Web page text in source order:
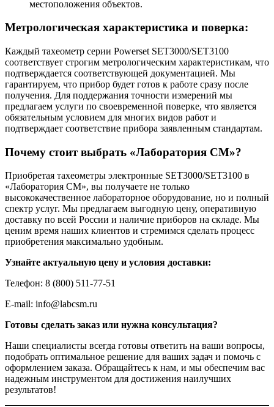
местоположения объектов.
Метрологическая характеристика и поверка:
Каждый тахеометр серии Powerset SET3000/SET3100
соответствует строгим метрологическим характеристикам, что
подтверждается соответствующей документацией. Мы
гарантируем, что прибор будет готов к работе сразу после
получения. Для поддержания точности измерений мы
предлагаем услуги по своевременной поверке, что является
обязательным условием для многих видов работ и
подтверждает соответствие прибора заявленным стандартам.
Почему стоит выбрать «Лаборатория СМ»?
Приобретая тахеометры электронные SET3000/SET3100 в
«Лаборатория СМ», вы получаете не только
высококачественное лабораторное оборудование, но и полный
спектр услуг. Мы предлагаем выгодную цену, оперативную
доставку по всей России и наличие приборов на складе. Мы
ценим время наших клиентов и стремимся сделать процесс
приобретения максимально удобным.
Узнайте актуальную цену и условия доставки:
Телефон: 8 (800) 511-77-51
E-mail: info@labcsm.ru
Готовы сделать заказ или нужна консультация?
Наши специалисты всегда готовы ответить на ваши вопросы,
подобрать оптимальное решение для ваших задач и помочь с
оформлением заказа. Обращайтесь к нам, и мы обеспечим вас
надежным инструментом для достижения наилучших
результатов!